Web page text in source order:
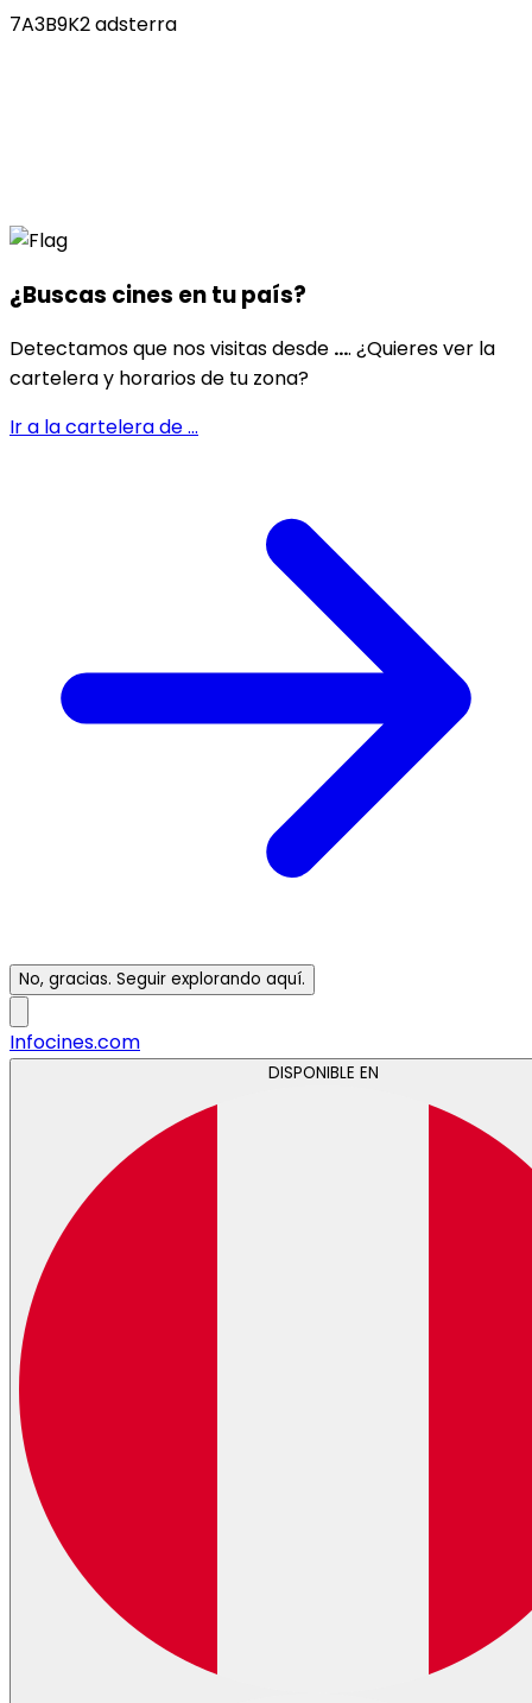
7A3B9K2 adsterra
¿Buscas cines entu país?
Detectamos que nos visitas desde .... ¿Quieres ver la
cartelera y horarios de tu zona?
Ir a la cartelera de...
No, gracias. Seguir explorando aquí.
Infocines.com
DISPONIBLE EN